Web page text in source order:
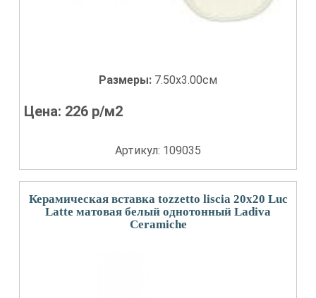
Размеры: 7.50x3.00см
Цена: 226 р/м2
Артикул: 109035
Керамическая вставка tozzetto liscia 20x20 Luc
Latte матовая белый однотонный Ladiva
Сeramiche